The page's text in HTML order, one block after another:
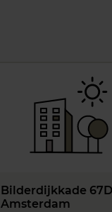
Bilderdijkkade
Amsterdam